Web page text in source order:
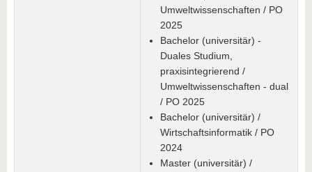
Umweltwissenschaften / PO
2025
Bachelor (universitär) -
Duales Studium,
praxisintegrierend /
Umweltwissenschaften - dual
/ PO 2025
Bachelor (universitär) /
Wirtschaftsinformatik / PO
2024
Master (universitär) /